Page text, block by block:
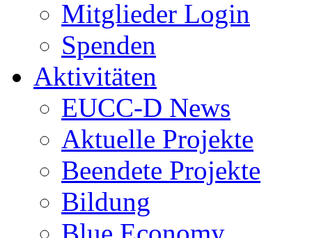
Mitglieder Login
Spenden
Aktivitäten
EUCC-D News
Aktuelle Projekte
Beendete Projekte
Bildung